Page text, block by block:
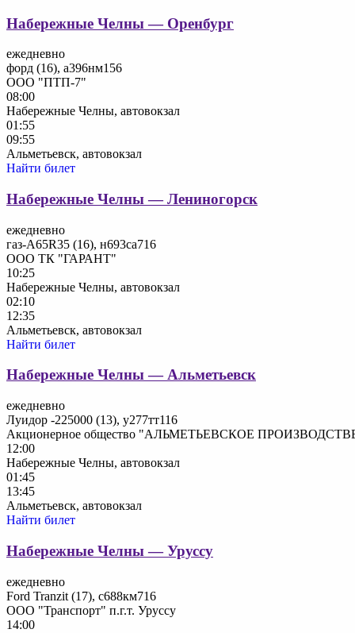
Набережные Челны — Оренбург
ежедневно
форд (16), а396нм156
ООО "ПТП-7"
08:00
Набережные Челны, автовокзал
01:55
09:55
Альметьевск, автовокзал
Найти билет
Набережные Челны — Лениногорск
ежедневно
газ-А65R35 (16), н693са716
ООО ТК "ГАРАНТ"
10:25
Набережные Челны, автовокзал
02:10
12:35
Альметьевск, автовокзал
Найти билет
Набережные Челны — Альметьевск
ежедневно
Луидор -225000 (13), у277тт116
Акционерное общество "АЛЬМЕТЬЕВСКОЕ
12:00
Набережные Челны, автовокзал
01:45
13:45
Альметьевск, автовокзал
Найти билет
Набережные Челны — Уруссу
ежедневно
Ford Tranzit (17), с688км716
ООО "Транспорт" п.г.т. Уруссу
14:00